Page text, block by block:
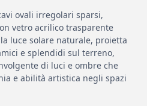
ovali irregolari sparsi,
vetro acrilico trasparente
luce solare naturale, proietta
e splendidi sul terreno,
di luci e ombre che
e abilità artistica negli spazi